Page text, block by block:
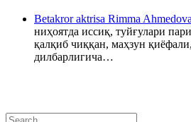
Betakror aktrisa Rimma
ниҳоятда иссиқ, туйғулари
қалқиб чиққан, маҳзун
дилбарлигича…